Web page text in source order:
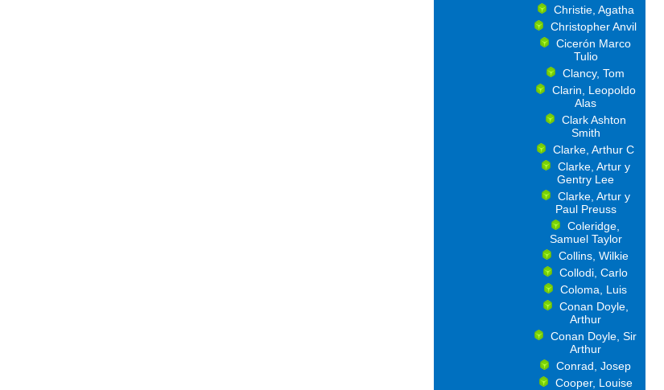
Christie, Agatha
Christopher Anvil
Cicerón Marco
Tulio
Clancy, Tom
Clarin, Leopoldo
Alas
Clark Ashton
Smith
Clarke, Arthur C
Clarke, Artur y
Gentry Lee
Clarke, Artur y
Paul Preuss
Coleridge,
Samuel Taylor
Collins, Wilkie
Collodi, Carlo
Coloma, Luis
Conan Doyle,
Arthur
Conan Doyle, Sir
Arthur
Conrad, Josep
Cooper, Louise